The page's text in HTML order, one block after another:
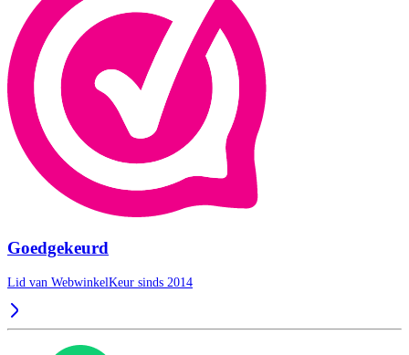
Goedgekeurd
Lid van WebwinkelKeur sinds 2014